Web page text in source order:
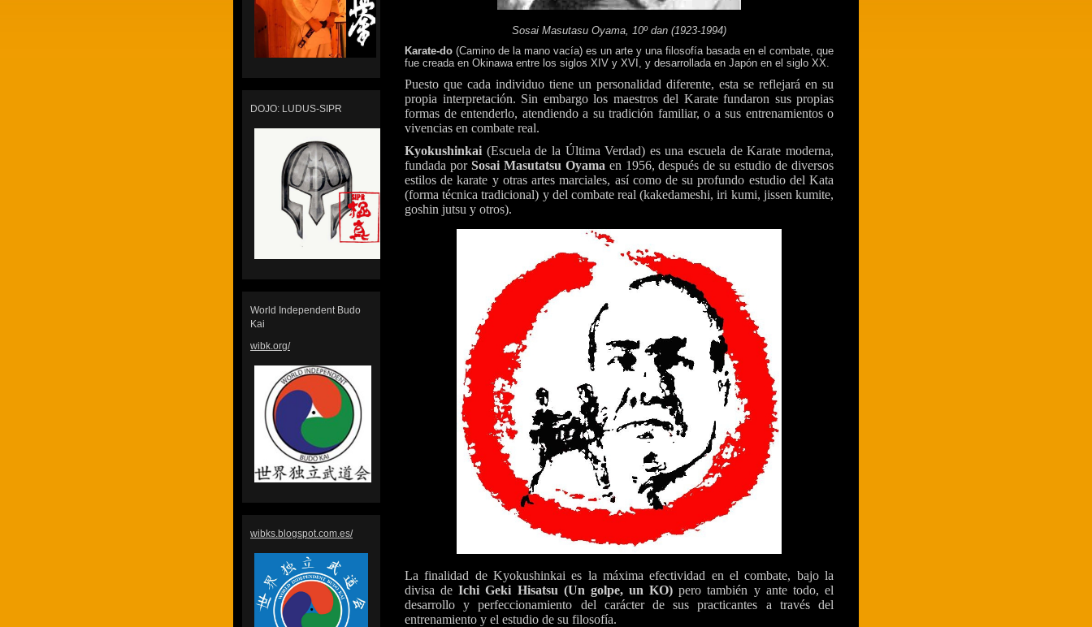
DOJO: LUDUS-SIPR
World Independent Budo
Kai
wibk.org/
wibks.blogspot.com.es/
Sosai Masutasu Oyama, 10º dan (1923-1994)
Karate-do (Camino de la mano vacía) es un arte y una filosofía basada en el combate, que
fue creada en Okinawa entre los siglos XIV y XVI, y desarrollada en Japón en el siglo XX.
Puesto que cada individuo tiene un personalidad diferente, esta se reflejará en su
propia interpretación. Sin embargo los maestros del Karate fundaron sus propias
formas de entenderlo, atendiendo a su tradición familiar, o a sus entrenamientos o
vivencias en combate real.
Kyokushinkai (Escuela de la Última Verdad) es una escuela de Karate moderna,
fundada por Sosai Masutatsu Oyama en 1956, después de su estudio de diversos
estilos de karate y otras artes marciales, así como de su profundo estudio del Kata
(forma técnica tradicional) y del combate real (kakedameshi, iri kumi, jissen kumite,
goshin jutsu y otros).
La finalidad de Kyokushinkai es la máxima efectividad en el combate, bajo la
divisa deIchi Geki Hisatsu (Un golpe, un KO) pero también y ante todo, el
desarrollo y perfeccionamiento del carácter de sus practicantes a través del
entrenamiento y el estudio de su filosofía.